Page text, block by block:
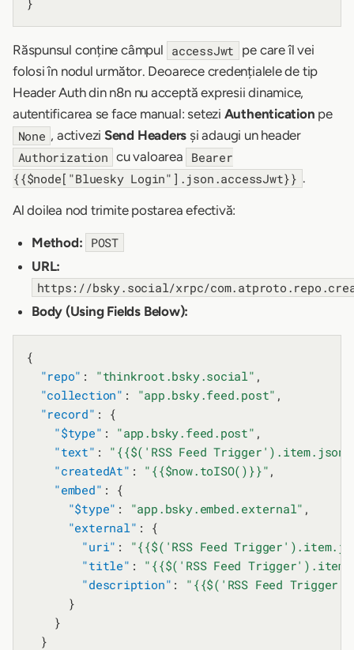
Răspunsul conține câmpul accessJwt
pe care îl vei
folosi în nodul următor. Deoarece credențialele de tip
Header Auth din n8n nu acceptă expresii dinamice,
autentificarea se face manual: setezi Authentication pe
None , activezi Send Headers și adaugi un header
Authorization cu valoarea
Bearer
{{$node["Bluesky Login"].json.accessJwt}} .
Al doilea nod trimite postarea efectivă:
Method: POST
URL:
https://bsky.social/xrpc/
Body (Using Fields Below):
{
"repo" : "thinkroot.bsky.social" ,
"collection" : "app.bsky.feed.post" ,
"record" : {
"$type" : "app.bsky.feed.post" ,
"text" : "{{$('RSS Feed
"createdAt" : "{{$now.toISO()}}" ,
"embed" : {
"$type" : "app.bsky.embed.external" ,
"external" : {
"uri" :
"{{$('RSS Feed
"title" : "{{$('RSS Feed
"description" :
"{{$('RSS Feed
      }
    }
  }